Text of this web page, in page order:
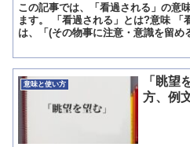
この記事では、「看過される」の意
ます。 「看過される」とは?意味 「
は、「(その物事に注意・意識を留め
意味と使い方
「眺望
方、例